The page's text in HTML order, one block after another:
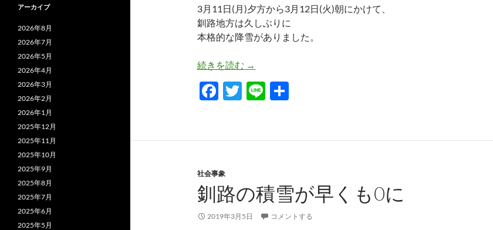
3月11日(月)夕方から3月12日(火)朝にかけて、
釧路地方は久しぶりに
本格的な降雪がありました。
続きを読む 久しぶりの本格的な降雪
→
F
b
o
o
k
T
er
Li
社会事象
釧路の積雪が早くも0に
2019年3月5日 コメントする
アーカイブ
2026年8月
2026年7月
2026年5月
2026年4月
2026年3月
2026年2月
2026年1月
2025年12月
2025年11月
2025年10月
2025年9月
2025年8月
2025年7月
2025年6月
2025年5月